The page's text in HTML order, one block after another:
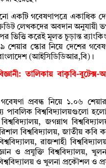
একটি গবেষণাপত্রে একাধিক
লেখকদের অবদান অনুযায়ী
করেই মূলত চূড়ান্ত
স্কোর নিয়ে দেশের
(আইসিডিডিআর,বি)।
তালিকায় বাকৃবি-
প্রবন্ধ নিয়ে ১.০৬
পাবলিক বিশ্ববিদ্যালয়গুলো
জগন্নাথ
বরিশাল বিশ্ববিদ্যালয়, জাতীয়
রাজশাহী
ও প্রযুক্তি বিশ্ববিদ্যালয়,
ও খুলনা প্রকৌশল ও